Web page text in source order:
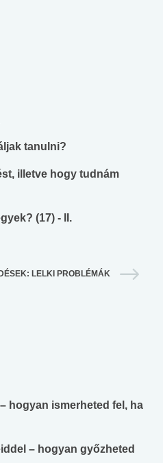
tanulni?
illetve hogy tudnám
(17) - II.
LELKI PROBLÉMÁK
hogyan ismerheted fel, ha
– hogyan győzheted